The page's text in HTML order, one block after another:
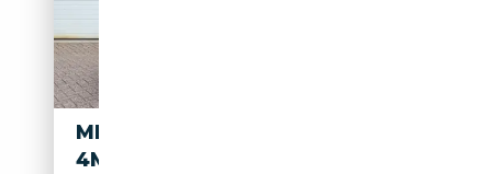
MERCEDES-BENZ ML 500
4MATIC GRIJS KENTEKEN